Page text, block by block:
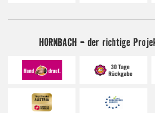
HORNBACH - der richtige